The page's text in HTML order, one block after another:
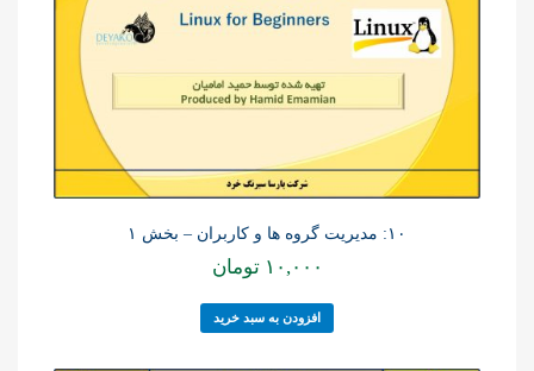
۱۰: مدیریت گروه ها و کاربران – بخش ۱
۱۰,۰۰۰ تومان
افزودن به سبد خرید